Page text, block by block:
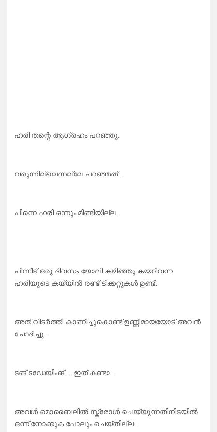
ഹരി തന്റെ ആഗ്രഹം പറഞ്ഞു..
വരുന്നില്ലെന്നല്ലേ പറഞ്ഞത്…
പിന്നെ ഹരി ഒന്നും മിണ്ടിയില്ല…
പിന്നീട് ഒരു ദിവസം ജോലി കഴിഞ്ഞു കയറിവന്ന
ഹരിയുടെ കയ്യിൽ രണ്ട് ടിക്കറ്റുകൾ ഉണ്ട്..
അത് വിടർത്തി കാണിച്ചുകൊണ്ട് ഉണ്ണിമായയോട് അവൻ
ചോദിച്ചു…
ടങ് ടഡേയിംങ്….. ഇത് കണ്ടാ…
അവൾ മൊബൈലിൽ സ്ക്രോൾ ചെയ്യുന്നതിനിടയിൽ
ഒന്ന് നോക്കുക പോലും ചെയ്തില്ല..